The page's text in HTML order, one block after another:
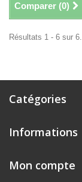
Comparer (0)
Résultats 1 - 6 sur 6.
Catégories
Informations
Mon compte